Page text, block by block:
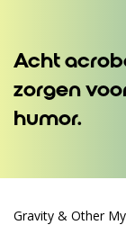
Acht
zorgen
humor.
Gravity & Other